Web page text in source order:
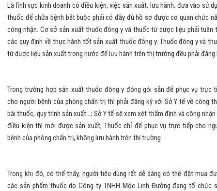
Là lĩnh vực kinh doanh có điều kiện, việc sản xuất, lưu hành, đưa vào sử
thuốc để chữa bệnh bắt buộc phải có đầy đủ hồ sơ được cơ quan chức
công nhận. Cơ sở sản xuất thuốc đông y và thuốc từ dược liệu phải tuân
các quy định về thực hành tốt sản xuất thuốc đông y. Thuốc đông y và
từ dược liệu sản xuất trong nước để lưu hành trên thị trường đều phải đăng
Trong trường hợp sản xuất thuốc đông y đóng gói sẵn để phục vụ trực
cho người bệnh của phòng chẩn trị thì phải đăng ký với Sở Y tế về công
bài thuốc, quy trình sản xuất...; Sở Y tế sẽ xem xét thẩm định và công
điều kiện thì mới được sản xuất; Thuốc chỉ để phục vụ trực tiếp cho
bệnh của phòng chẩn trị, không lưu hành trên thị trường...
Trong khi đó, có thể thấy, người tiêu dùng rất dễ dàng có thể đặt mua
các sản phẩm thuốc do Công ty TNHH Mộc Linh Đường đang tổ chức